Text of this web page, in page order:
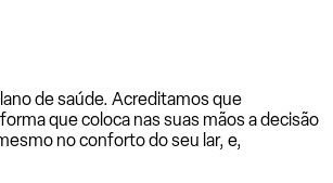
de saúde. Acreditamos que
que coloca nas suas mãos a decisão
no conforto do seu lar, e,